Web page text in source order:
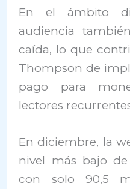
En el ámbito
audiencia
caída, lo que
Thompson de
pago para
lectores
En diciembre, la
nivel más bajo
con solo 90,5